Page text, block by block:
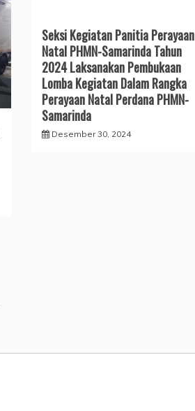
Seksi Kegiatan Panitia Perayaan
Natal PHMN-Samarinda Tahun
2024 Laksanakan Pembukaan
Lomba Kegiatan Dalam Rangka
Perayaan Natal Perdana PHMN-
Samarinda
Desember 30, 2024